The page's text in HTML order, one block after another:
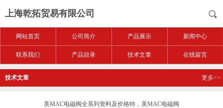
上海乾拓贸易有限公司
网站首页 公司简介 产品展示 新闻中心
联系我们 产品目录 技术文章 在线留言
技术文章 更多>>
美MAC电磁阀全系列资料及价格特，美MAC电磁阀